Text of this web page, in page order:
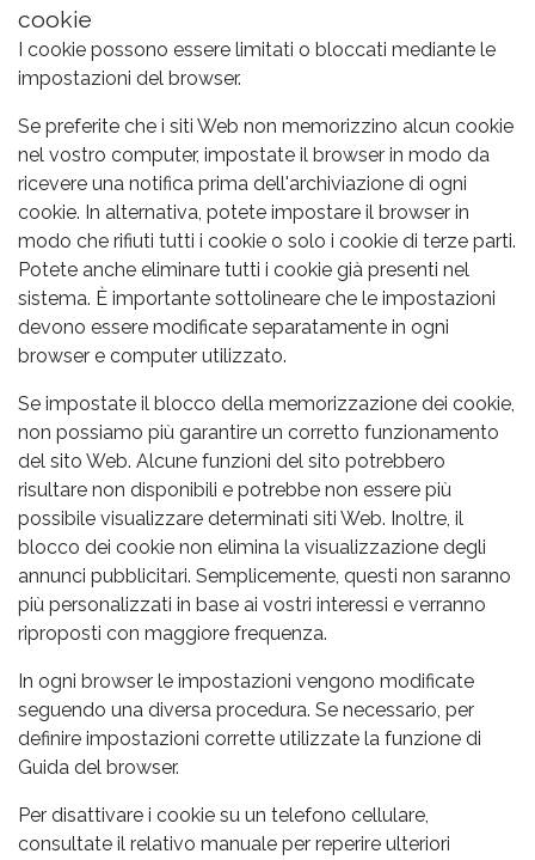
cookie
I cookie possono essere limitati o bloccati mediante le
impostazioni del browser.
Se preferite che i siti Web non memorizzino alcun cookie
nel vostro computer, impostate il browser in modo da
ricevere una notifica prima dell'archiviazione di ogni
cookie. In alternativa, potete impostare il browser in
modo che rifiuti tutti i cookie o solo i cookie di terze parti.
Potete anche eliminare tutti i cookie già presenti nel
sistema. È importante sottolineare che le impostazioni
devono essere modificate separatamente in ogni
browser e computer utilizzato.
Se impostate il blocco della memorizzazione dei cookie,
non possiamo più garantire un corretto funzionamento
del sito Web. Alcune funzioni del sito potrebbero
risultare non disponibili e potrebbe non essere più
possibile visualizzare determinati siti Web. Inoltre, il
blocco dei cookie non elimina la visualizzazione degli
annunci pubblicitari. Semplicemente, questi non saranno
più personalizzati in base ai vostri interessi e verranno
riproposti con maggiore frequenza.
In ogni browser le impostazioni vengono modificate
seguendo una diversa procedura. Se necessario, per
definire impostazioni corrette utilizzate la funzione di
Guida del browser.
Per disattivare i cookie su un telefono cellulare,
consultate il relativo manuale per reperire ulteriori